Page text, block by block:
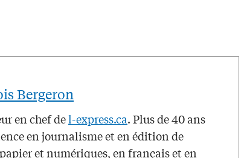
Bergeron
en chef del-express.ca. Plus de 40 ans
en journalisme et en édition de
et numériques, en français et en